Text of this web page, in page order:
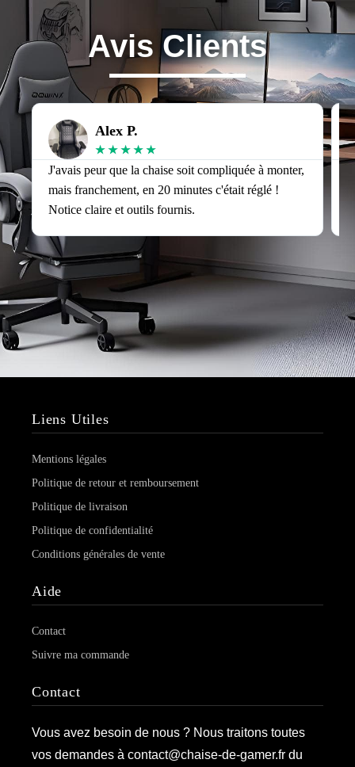
Avis Clients
Alex P.
★ ★ ★ ★ ★
J'avais peur que la chaise soit compliquée à monter,
mais franchement, en 20 minutes c'était réglé !
Notice claire et outils fournis.
Liens Utiles
Mentions légales
Politique de retour et remboursement
Politique de livraison
Politique de confidentialité
Conditions générales de vente
Aide
Contact
Suivre ma commande
Contact
Vous avez besoin de nous ? Nous traitons toutes
vos demandes à contact@chaise-de-gamer.fr du